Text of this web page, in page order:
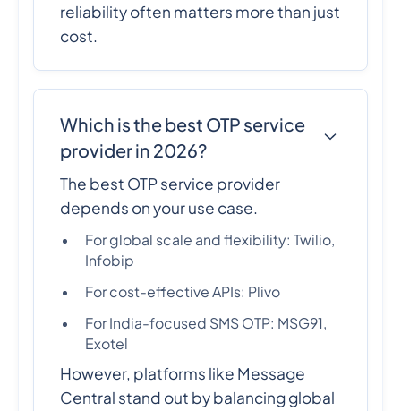
reliability often matters more than just
cost.
Which is the best OTP service
provider in 2026?
The best OTP service provider
depends on your use case.
For global scale and flexibility: Twilio,
Infobip
For cost-effective APIs: Plivo
For India-focused SMS OTP: MSG91,
Exotel
However, platforms like Message
Central stand out by balancing global